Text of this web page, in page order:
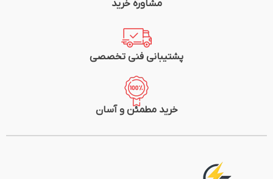
مشاوره خرید
پشتیبانی فنی تخصصی
خرید مطمئن و آسان